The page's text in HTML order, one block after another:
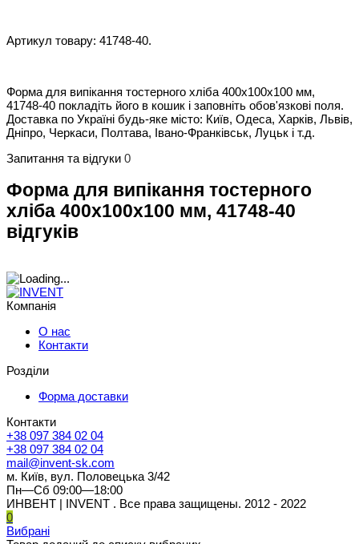
Артикул товару: 41748-40.
Форма для випікання тостерного хліба 400х100х100 мм,
41748-40 покладіть його в кошик і заповніть обов'язкові поля.
Доставка по Україні будь-яке місто: Київ, Одеса, Харків, Львів,
Дніпро, Черкаси, Полтава, Івано-Франківськ, Луцьк і т.д.
Запитання та відгуки 0
Форма для випікання тостерного
хліба 400х100х100 мм, 41748-40
відгуків
Компанія
О нас
Контакти
Розділи
Форма доставки
Контакти
+38 097 384 02 04
+38 097 384 02 04
mail@invent-sk.com
м. Київ, вул. Половецька 3/42
Пн—Сб 09:00—18:00
ИНВЕНТ | INVENT . Все права защищены. 2012 - 2022
0
Вибрані